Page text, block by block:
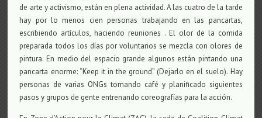
de arte y activismo, están en plena actividad. A las cuatro de la tarde
hay por lo menos cien personas trabajando en las pancartas,
escribiendo artículos, haciendo reuniones . El olor de la comida
preparada todos los días por voluntarios se mezcla con olores de
pintura. En medio del espacio grande algunos están pintando una
pancarta enorme: “Keep it in the ground” (Dejarlo en el suelo). Hay
personas de varias ONGs tomando café y planificado siguientes
pasos y grupos de gente entrenando coreografías para la acción.